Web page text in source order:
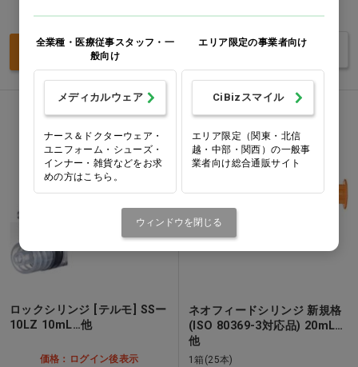
買い物カゴ バリエーションを見る
ロックシリンジ [テルモ] SSー
10LZ 10mL…他
価格：ログイン後表示
ネオフィードシリンジ 新規格
(ISO 80369-3対応品) 20mL…
他
1箱(25本)
全業種・医療従事スタッフ・一
般向け
メディカルウェア
ナース＆ドクターウェア・
ユニフォーム・シューズ・
インナー・雑貨などをお求
めの方はこちら。
エリア限定の事業者向け
CiBizスマイル
エリア限定（関東・北信
越・中部・関西）の一般事
業者向け総合通販サイト
ウィンドウを閉じる